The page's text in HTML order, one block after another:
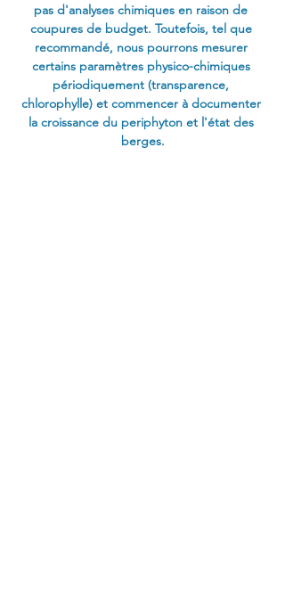
pas d'analyses chimiques en raison de
coupures de budget. Toutefois, tel que
recommandé, nous pourrons mesurer
certains paramètres physico-chimiques
périodiquement (transparence,
chlorophylle) et commencer à documenter
la croissance du periphyton et l'état des
berges.